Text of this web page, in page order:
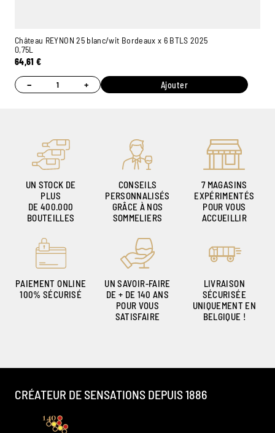
Château REYNON 25 blanc/wit Bordeaux x 6 BTLS 2025
0,75L
64,61€
− + Ajouter
UN STOCK DE
PLUS
DE 400.000
BOUTEILLES
CONSEILS
PERSONNALISÉS
GRÂCE À NOS
SOMMELIERS
7 MAGASINS
EXPÉRIMENTÉS
POUR VOUS
ACCUEILLIR
PAIEMENT ONLINE
100% SÉCURISÉ
UN SAVOIR-FAIRE
DE + DE 140 ANS
POUR VOUS
SATISFAIRE
LIVRAISON
SÉCURISÉE
UNIQUEMENT EN
BELGIQUE !
CRÉATEUR DE SENSATIONS DEPUIS 1886